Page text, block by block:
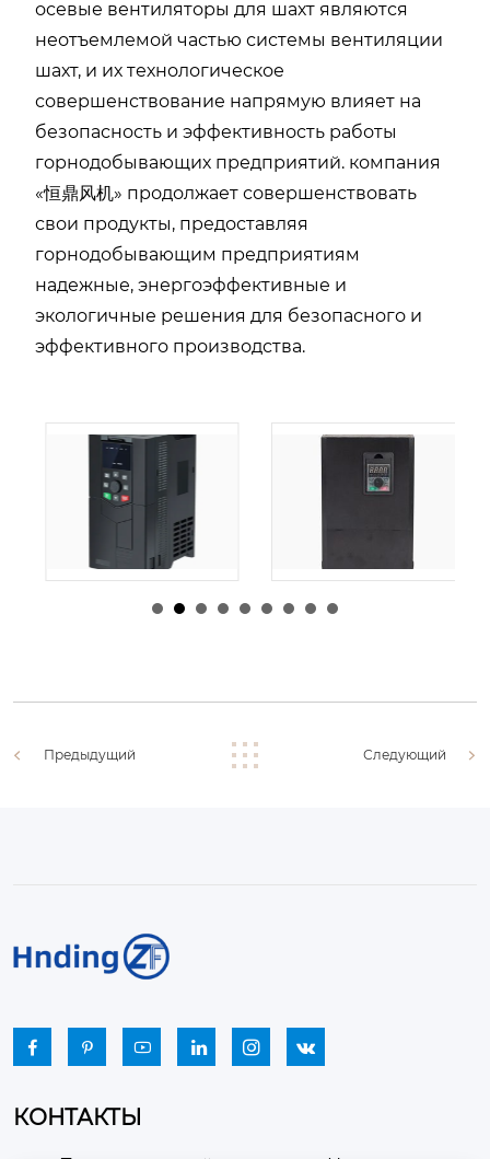
осевые вентиляторы для шахт являются
неотъемлемой частью системы вентиляции
шахт, и их технологическое
совершенствование напрямую влияет на
безопасность и эффективность работы
горнодобывающих предприятий. компания
«恒鼎风机» продолжает совершенствовать
свои продукты, предоставляя
горнодобывающим предприятиям
надежные, энергоэффективные и
экологичные решения для безопасного и
эффективного производства.
由admin |30 1 月,
由admin |29 1 月,
Предыдущий Следующий
     
КОНТАКТЫ